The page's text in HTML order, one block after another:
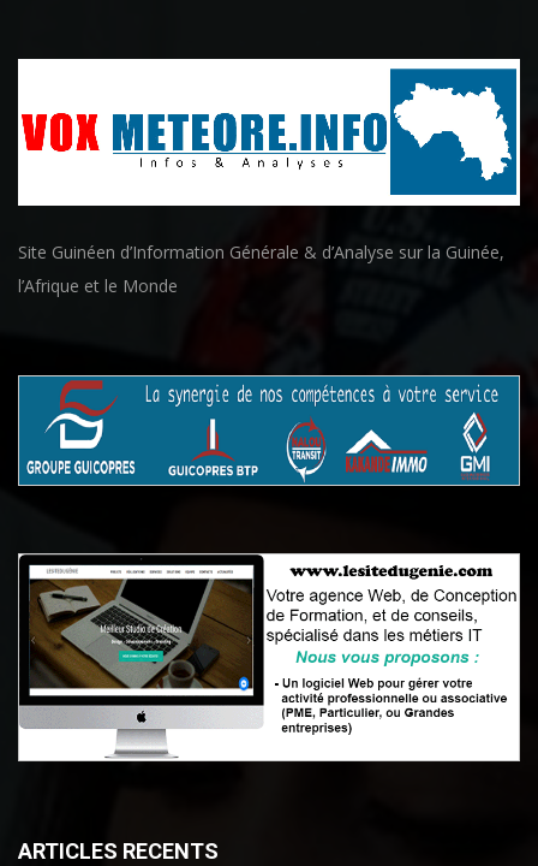
Site Guinéen d’Information Générale & d’Analyse sur la Guinée,
l’Afrique et le Monde
ARTICLES RECENTS